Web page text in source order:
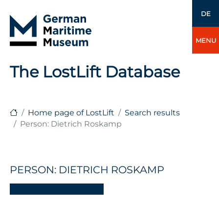
DE
MENU
The LostLift Database
Home page of LostLift
Search results
Person: Dietrich Roskamp
PERSON: DIETRICH ROSKAMP